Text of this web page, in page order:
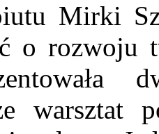
Mirki
o rozwoju
warsztat